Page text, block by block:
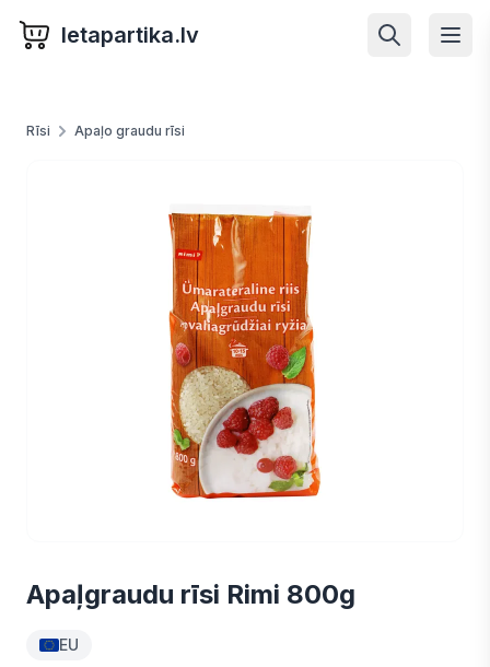
letapartika.lv
Rīsi Apaļo graudu rīsi
Apaļgraudu rīsi Rimi 800g
EU